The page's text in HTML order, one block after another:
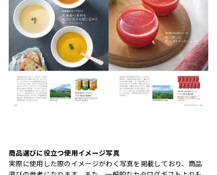
商品選びに役立つ使用イメージ写真
実際に使用した際のイメージがわく写真を掲載しており、商品